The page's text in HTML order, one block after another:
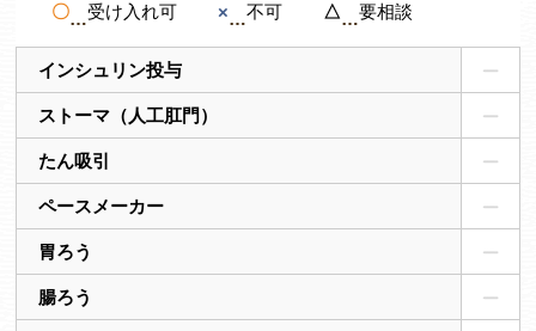
〇 受け入れ可 × 不可 △ 要相談
インシュリン投与
ストーマ（人工肛門）
たん吸引
ペースメーカー
胃ろう
腸ろう